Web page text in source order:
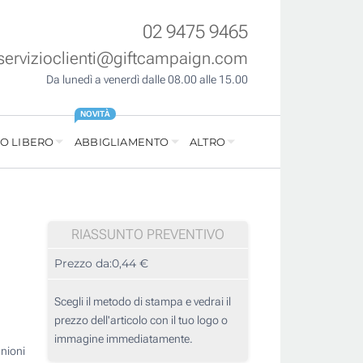
02 9475 9465
Da lunedì a venerdì dalle 08.00 alle 15.00
LIBERO ABBIGLIAMENTO
NOVITÀ
ALTRO
RIASSUNTO PREVENTIVO
Prezzo da:0,44 €
Scegli il metodo di stampa e vedrai il
prezzo dell'articolo con il tuo logo o
immagine immediatamente.